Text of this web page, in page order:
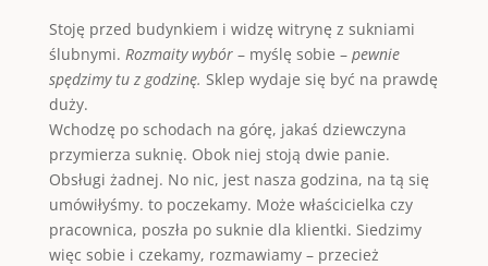
Stoję przed budynkiem i widzę witrynę z sukniami
ślubnymi. Rozmaity wybór – myślę sobie –pewnie
spędzimy tu z godzinę. Sklep wydaje się być na prawdę
duży.
Wchodzę po schodach na górę, jakaś dziewczyna
przymierza suknię. Obok niej stoją dwie panie.
Obsługi żadnej. No nic, jest nasza godzina, na tą się
umówiłyśmy. to poczekamy. Może właścicielka czy
pracownica, poszła po suknie dla klientki. Siedzimy
więc sobie i czekamy, rozmawiamy – przecież